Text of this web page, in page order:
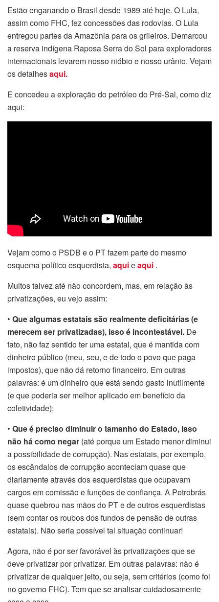
Estão enganando o Brasil desde 1989 até hoje. O Lula,
assim como FHC, fez concessões das rodovias. O Lula
entregou partes da Amazônia para os grileiros. Demarcou
a reserva indígena Raposa Serra do Sol para exploradores
internacionais levarem nosso nióbio e nosso urânio. Vejam
os detalhesaqui.
E concedeu a exploração do petróleo do Pré-Sal, como diz
aqui:
Vejam como o PSDB e o PT fazem parte do mesmo
esquema político esquerdista, aquieaqui .
Muitos talvez até não concordem, mas, em relação às
privatizações, eu vejo assim:
• Que algumas estatais são realmente deficitárias (e
merecem ser privatizadas), isso é incontestável. De
fato, não faz sentido ter uma estatal, que é mantida com
dinheiro público (meu, seu, e de todo o povo que paga
impostos), que não dá retorno financeiro. Em outras
palavras: é um dinheiro que está sendo gasto inutilmente
(e que poderia ser melhor aplicado em benefício da
coletividade);
• Que é preciso diminuir o tamanho do Estado, isso
não há como negar (até porque um Estado menor diminui
a possibilidade de corrupção). Nas estatais, por exemplo,
os escândalos de corrupção aconteciam quase que
diariamente através dos esquerdistas que ocupavam
cargos em comissão e funções de confiança. A Petrobrás
quase quebrou nas mãos do PT e de outros esquerdistas
(sem contar os roubos dos fundos de pensão de outras
estatais). Não seria possível tal situação continuar!
Agora, não é por ser favorável às privatizações que se
deve privatizar por privatizar. Em outras palavras: não é
privatizar de qualquer jeito, ou seja, sem critérios (como foi
no governo FHC). Tem que se analisar cuidadosamente